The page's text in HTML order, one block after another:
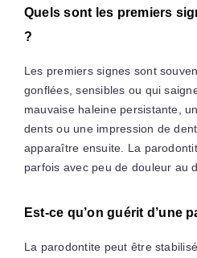
Quels sont les premiers
?
Les premiers signes sont
gonflées, sensibles ou qui
mauvaise haleine persistante,
dents ou une impression de
apparaître ensuite. La
parfois avec peu de douleur au
Est-ce qu’on guérit d’une
La parodontite peut être